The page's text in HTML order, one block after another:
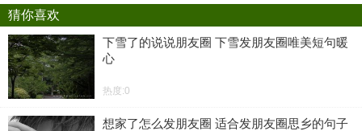
猜你喜欢
下雪了的说说朋友圈 下雪发朋友圈唯美短句暖
心
热度:0
想家了怎么发朋友圈 适合发朋友圈思乡的句子